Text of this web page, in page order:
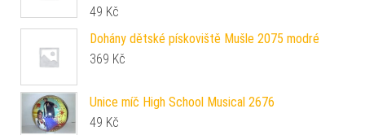
49 Kč
Dohány dětské pískoviště Mušle 2075 modré
369 Kč
Unice míč High School Musical 2676
49 Kč